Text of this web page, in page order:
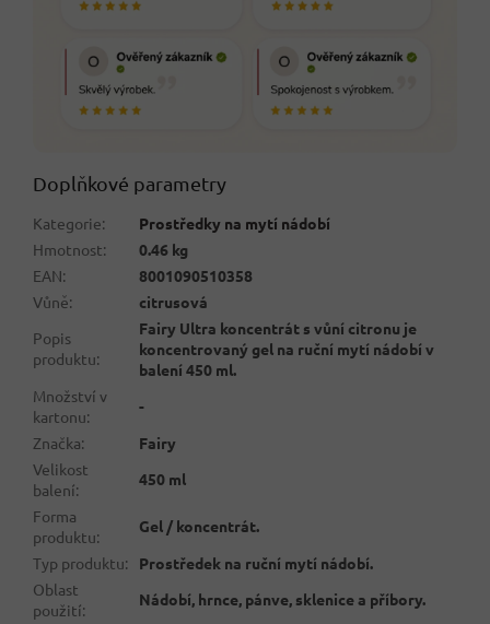
Doplňkové parametry
Kategorie:
Prostředky na mytí nádobí
Hmotnost:
0.46 kg
EAN:
8001090510358
Vůně:
citrusová
Popis
produktu:
Fairy Ultra koncentrát s vůní citronu je
koncentrovaný gel na ruční mytí nádobí v
balení 450 ml.
Množství v
kartonu:
-
Značka:
Fairy
Velikost
balení:
450 ml
Forma
produktu:
Gel / koncentrát.
Typ produktu:
Prostředek na ruční mytí nádobí.
Oblast
použití:
Nádobí, hrnce, pánve, sklenice a příbory.